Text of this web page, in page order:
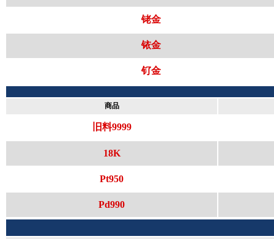
铑金
铱金
钌金
商品
旧料9999
18K
Pt950
Pd990